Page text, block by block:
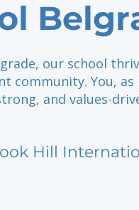
our school
community. You,
and values-
Hill